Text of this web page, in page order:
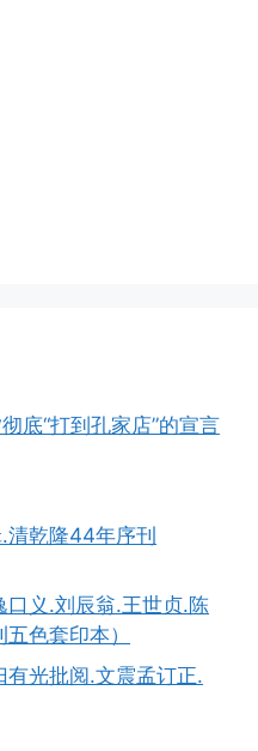
底“打到孔家店”的宣言
清乾隆44年序刊
口义.刘辰翁.王世贞.陈
色套印本）
光批阅.文震孟订正.